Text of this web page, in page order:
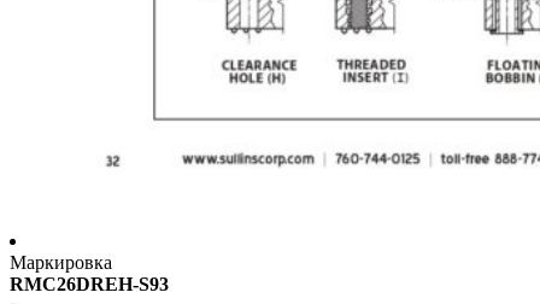
Маркировка
RMC26DREH-S93